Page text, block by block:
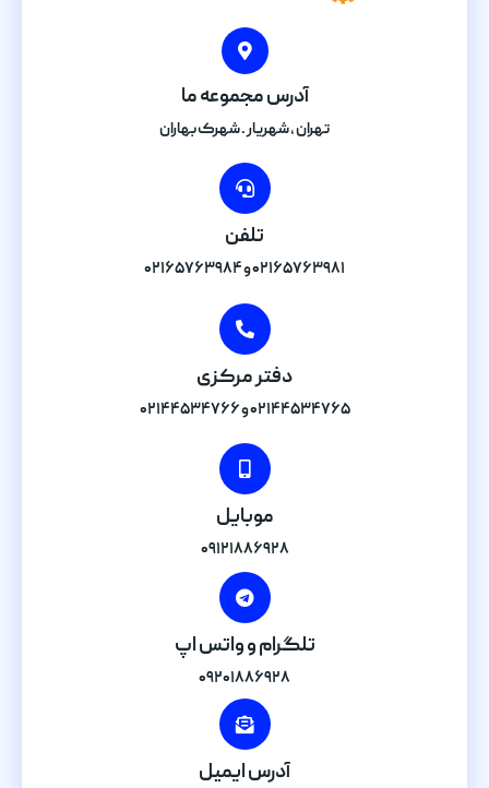
آدرس مجموعه ما
تهران , شهریار . شهرک بهاران
تلفن
۰۲۱۶۵۷۶۳۹۸۱ و ۰۲۱۶۵۷۶۳۹۸۴
دفتر مرکزی
۰۲۱۴۴۵۳۴۷۶۵ و ۰۲۱۴۴۵۳۴۷۶۶
موبایل
۰۹۱۲۱۸۸۶۹۲۸
تلگرام و واتس اپ
۰۹۲۰۱۸۸۶۹۲۸
آدرس ایمیل